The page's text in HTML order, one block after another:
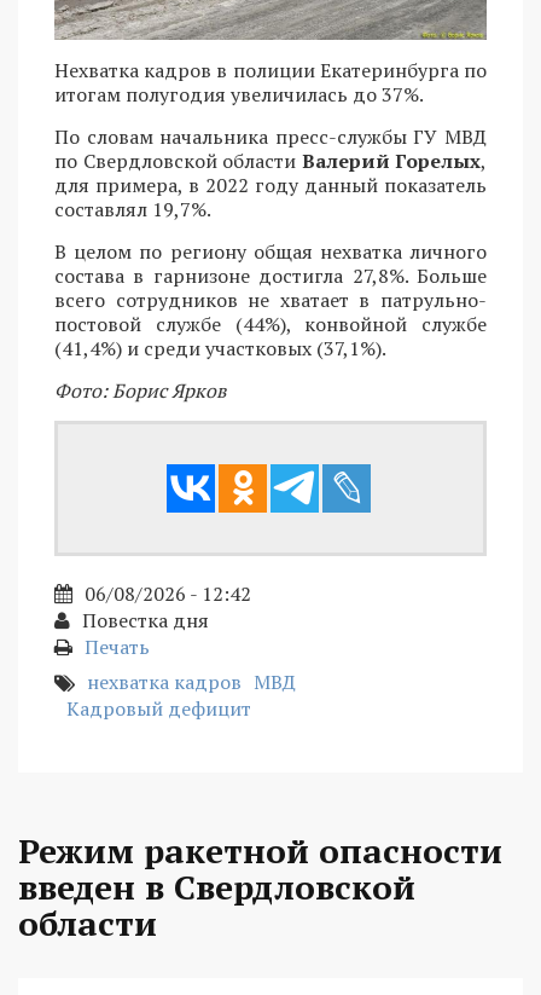
Нехватка кадров в полиции Екатеринбурга по
итогам полугодия увеличилась до 37%.
По словам начальника пресс-службы ГУ МВД
по Свердловской области Валерий Горелых,
для примера, в 2022 году данный показатель
составлял 19,7%.
В целом по региону общая нехватка личного
состава в гарнизоне достигла 27,8%. Больше
всего сотрудников не хватает в патрульно-
постовой службе (44%), конвойной службе
(41,4%) и среди участковых (37,1%).
Фото: Борис Ярков
06/08/2026 - 12:42
Повестка дня
Печать
нехватка кадров МВД
Кадровый дефицит
Режим ракетной опасности
введен в Свердловской
области